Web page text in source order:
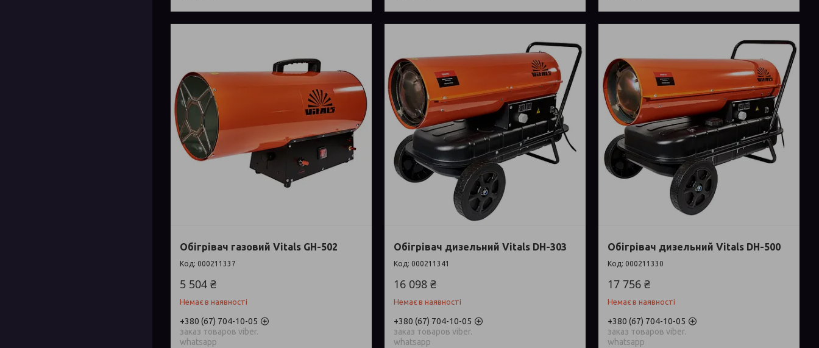
Обігрівач газовий Vitals GH-502
000211337
5 504 ₴
Немає в наявності
+380 (67) 704-10-05
заказ товаров viber.
whatsapp
Обігрівач дизельний Vitals DH-303
000211341
16 098 ₴
Немає в наявності
+380 (67) 704-10-05
заказ товаров viber.
whatsapp
Обігрівач дизельний Vitals DH-500
000211330
17 756 ₴
Немає в наявності
+380 (67) 704-10-05
заказ товаров viber.
whatsapp